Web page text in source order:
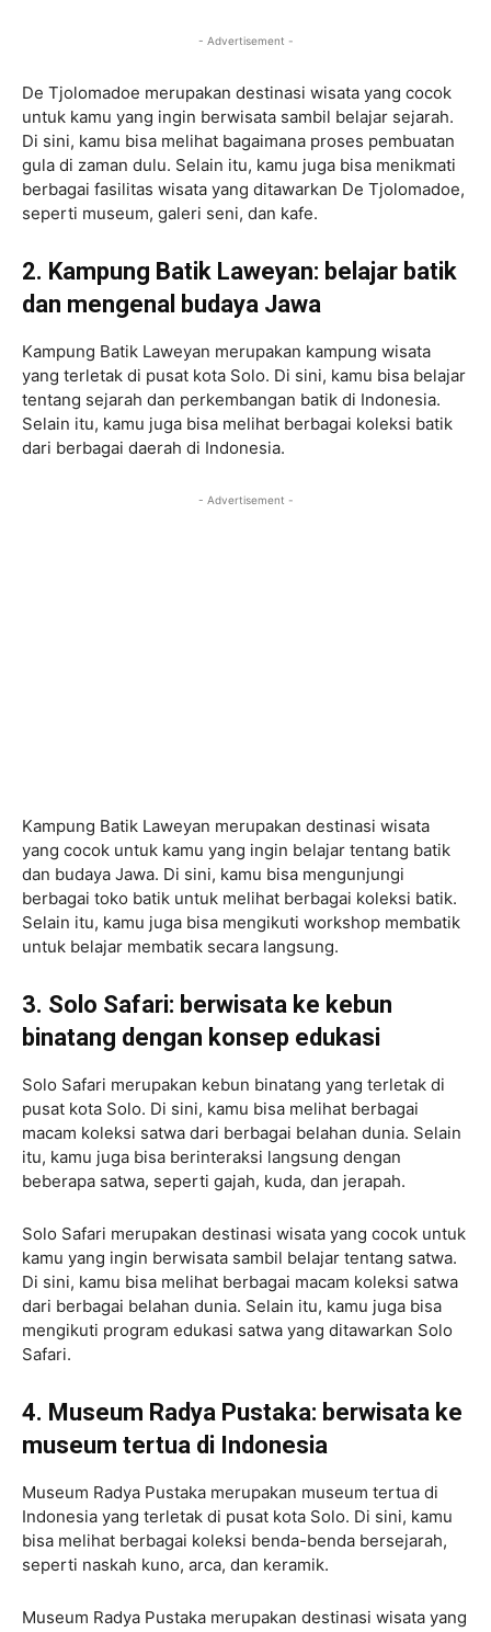
- Advertisement -
De Tjolomadoe merupakan destinasi wisata yang cocok
untuk kamu yang ingin berwisata sambil belajar sejarah.
Di sini, kamu bisa melihat bagaimana proses pembuatan
gula di zaman dulu. Selain itu, kamu juga bisa menikmati
berbagai fasilitas wisata yang ditawarkan De Tjolomadoe,
seperti museum, galeri seni, dan kafe.
2. Kampung Batik Laweyan: belajar batik
dan mengenal budaya Jawa
Kampung Batik Laweyan merupakan kampung wisata
yang terletak di pusat kota Solo. Di sini, kamu bisa belajar
tentang sejarah dan perkembangan batik di Indonesia.
Selain itu, kamu juga bisa melihat berbagai koleksi batik
dari berbagai daerah di Indonesia.
- Advertisement -
Kampung Batik Laweyan merupakan destinasi wisata
yang cocok untuk kamu yang ingin belajar tentang batik
dan budaya Jawa. Di sini, kamu bisa mengunjungi
berbagai toko batik untuk melihat berbagai koleksi batik.
Selain itu, kamu juga bisa mengikuti workshop membatik
untuk belajar membatik secara langsung.
3. Solo Safari: berwisata ke kebun
binatang dengan konsep edukasi
Solo Safari merupakan kebun binatang yang terletak di
pusat kota Solo. Di sini, kamu bisa melihat berbagai
macam koleksi satwa dari berbagai belahan dunia. Selain
itu, kamu juga bisa berinteraksi langsung dengan
beberapa satwa, seperti gajah, kuda, dan jerapah.
Solo Safari merupakan destinasi wisata yang cocok untuk
kamu yang ingin berwisata sambil belajar tentang satwa.
Di sini, kamu bisa melihat berbagai macam koleksi satwa
dari berbagai belahan dunia. Selain itu, kamu juga bisa
mengikuti program edukasi satwa yang ditawarkan Solo
Safari.
4. Museum Radya Pustaka: berwisata ke
museum tertua di Indonesia
Museum Radya Pustaka merupakan museum tertua di
Indonesia yang terletak di pusat kota Solo. Di sini, kamu
bisa melihat berbagai koleksi benda-benda bersejarah,
seperti naskah kuno, arca, dan keramik.
Museum Radya Pustaka merupakan destinasi wisata yang